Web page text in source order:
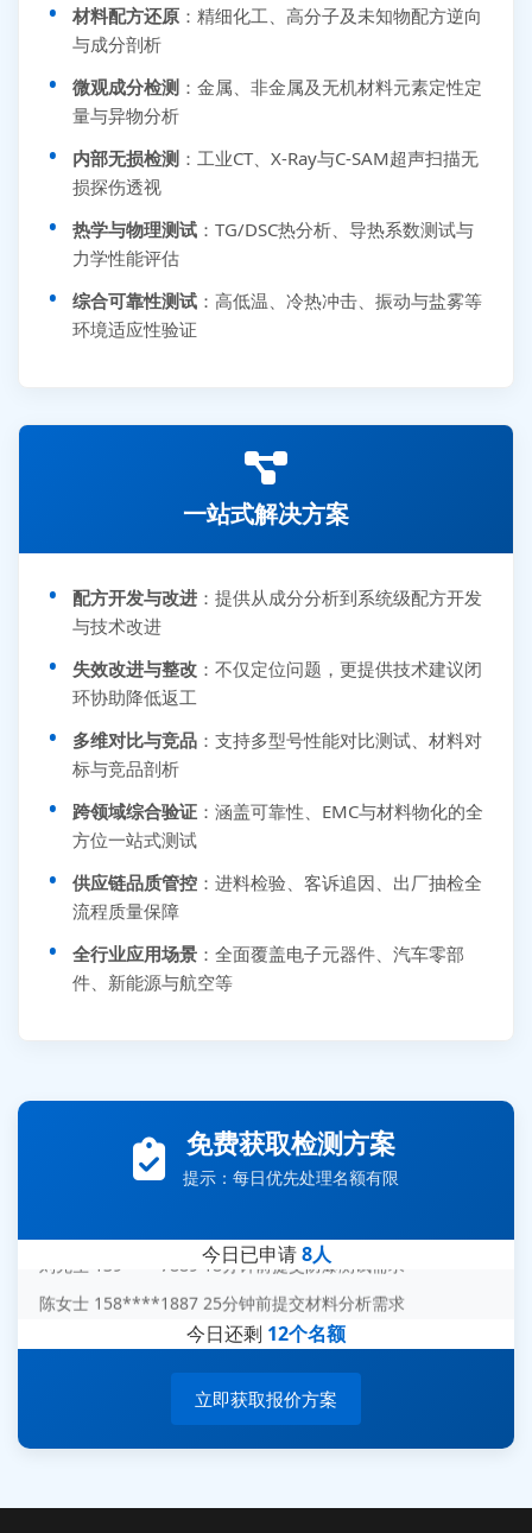
材料配方还原 ：精细化工、高分子及未知物配方逆向
与成分剖析
微观成分检测 ：金属、非金属及无机材料元素定性定
量与异物分析
内部无损检测 ：工业CT、X-Ray与C-SAM超声扫描无
损探伤透视
热学与物理测试 ：TG/DSC热分析、导热系数测试与
力学性能评估
综合可靠性测试 ：高低温、冷热冲击、振动与盐雾等
环境适应性验证
一站式解决方案
配方开发与改进 ：提供从成分分析到系统级配方开发
与技术改进
失效改进与整改 ：不仅定位问题，更提供技术建议闭
环协助降低返工
多维对比与竞品 ：支持多型号性能对比测试、材料对
标与竞品剖析
跨领域综合验证 ：涵盖可靠性、EMC与材料物化的全
方位一站式测试
供应链品质管控 ：进料检验、客诉追因、出厂抽检全
流程质量保障
全行业应用场景 ：全面覆盖电子元器件、汽车零部
件、新能源与航空等
免费获取检测方案
提示：每日优先处理名额有限
今日已申请8人
李女士 159****5393 3分钟前提交可靠性测试需求
王经理 186****9012 7分钟前提交并网/涉网试验需求
刘先生 139****7889 18分钟前提交防爆测试需求
陈女士 158****1887 25分钟前提交材料分析需求
杨经理 187****6696 30分钟前提交无人机测试需求
周总 136****0539 35分钟前提交机器人测试需求
今日还剩 12个名额
立即获取报价方案